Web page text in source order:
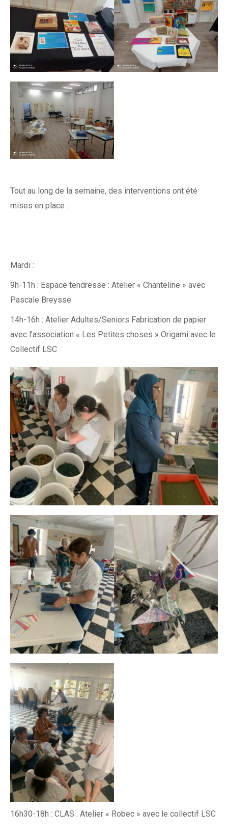
Tout au long de la semaine, des interventions ont été
mises en place :
Mardi :
9h-11h : Espace tendresse : Atelier « Chanteline » avec
Pascale Breysse
14h-16h : Atelier Adultes/Seniors Fabrication de papier
avec l’association « Les Petites choses » Origami avec le
Collectif LSC
16h30-18h : CLAS : Atelier « Robec » avec le collectif LSC